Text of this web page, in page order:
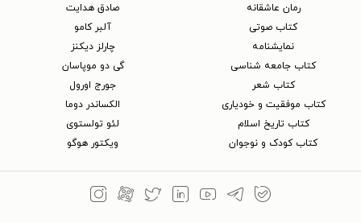
رمان عاشقانه
کتاب‌ صوتی
نمایشنامه
کتاب جامعه شناسی
کتاب شعر
کتاب موفقیت و خودیاری
کتاب تاریخ اسلام
کتاب کودک و نوجوان
صادق هدایت
آلبر کامو
چارلز دیکنز
گی دو موپاسان
جورج اورول
الکساندر دوما
لئو تولستوی
ویکتور هوگو